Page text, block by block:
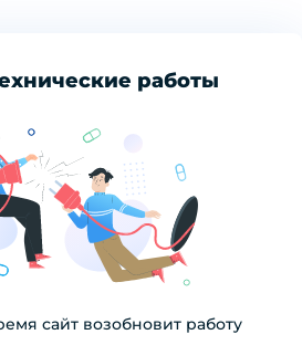
работы
сайт возобновит работу